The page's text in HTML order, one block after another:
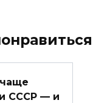
СССР — и